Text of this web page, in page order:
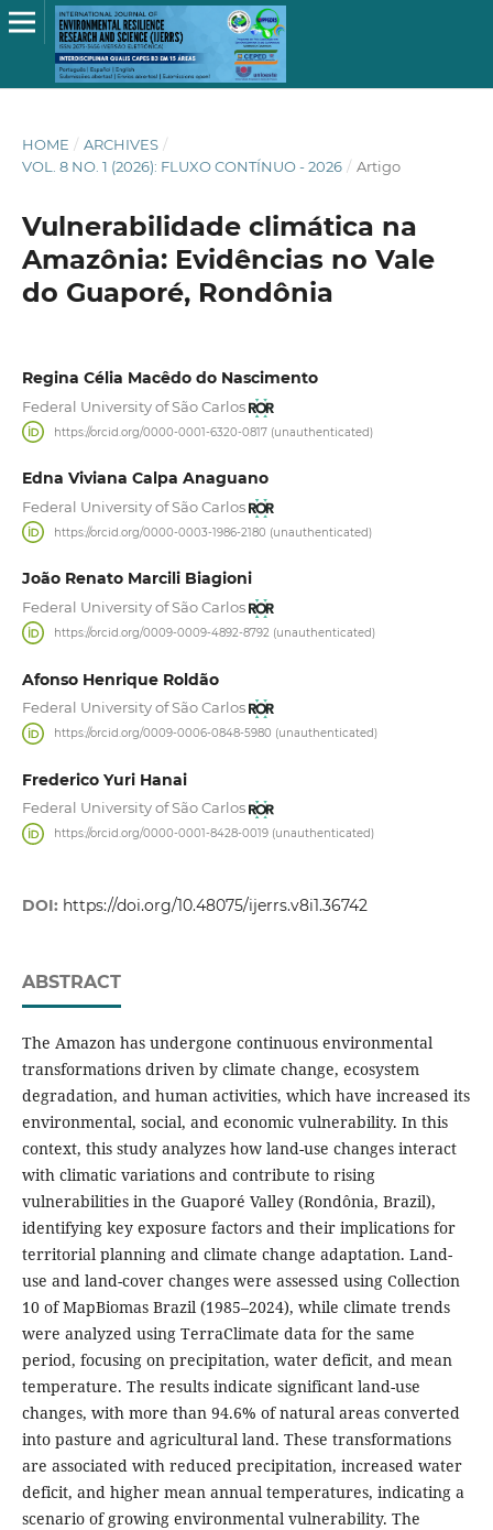
HOME / ARCHIVES /
VOL. 8 NO. 1 (2026): FLUXO CONTÍNUO - 2026 / Artigo
Vulnerabilidade climática na
Amazônia: Evidências no Vale
do Guaporé, Rondônia
Regina Célia Macêdo do Nascimento
Federal University of São Carlos
https://orcid.org/0000-0001-6320-0817 (unauthenticated)
Edna Viviana Calpa Anaguano
Federal University of São Carlos
https://orcid.org/0000-0003-1986-2180 (unauthenticated)
João Renato Marcili Biagioni
Federal University of São Carlos
https://orcid.org/0009-0009-4892-8792 (unauthenticated)
Afonso Henrique Roldão
Federal University of São Carlos
https://orcid.org/0009-0006-0848-5980 (unauthenticated)
Frederico Yuri Hanai
Federal University of São Carlos
https://orcid.org/0000-0001-8428-0019 (unauthenticated)
DOI: https://doi.org/10.48075/ijerrs.v8i1.36742
ABSTRACT
The Amazon has undergone continuous environmental
transformations driven by climate change, ecosystem
degradation, and human activities, which have increased its
environmental, social, and economic vulnerability. In this
context, this study analyzes how land-use changes interact
with climatic variations and contribute to rising
vulnerabilities in the Guaporé Valley (Rondônia, Brazil),
identifying key exposure factors and their implications for
territorial planning and climate change adaptation. Land-
use and land-cover changes were assessed using Collection
10 of MapBiomas Brazil (1985–2024), while climate trends
were analyzed using TerraClimate data for the same
period, focusing on precipitation, water deficit, and mean
temperature. The results indicate significant land-use
changes, with more than 94.6% of natural areas converted
into pasture and agricultural land. These transformations
are associated with reduced precipitation, increased water
deficit, and higher mean annual temperatures, indicating a
scenario of growing environmental vulnerability. The